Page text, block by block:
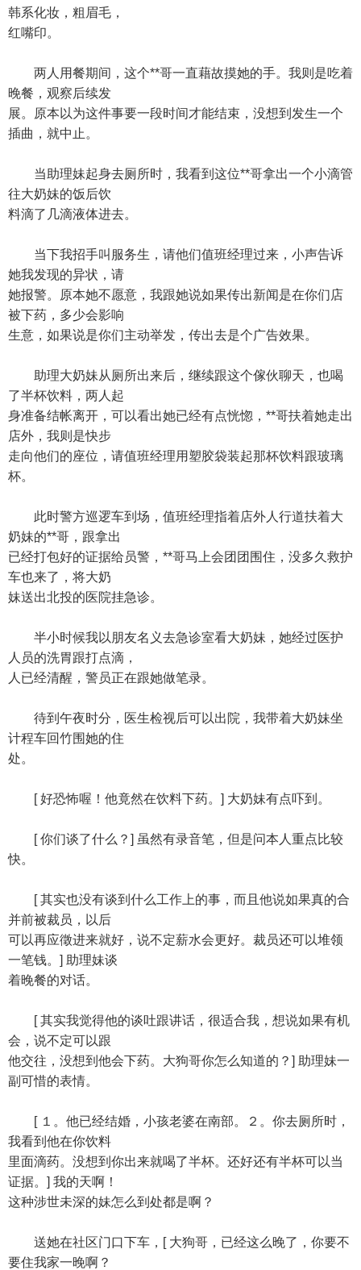
韩系化妆，粗眉毛，
红嘴印。
两人用餐期间，这个**哥一直藉故摸她的手。我则是吃着
晚餐，观察后续发
展。原本以为这件事要一段时间才能结束，没想到发生一个
插曲，就中止。
当助理妹起身去厕所时，我看到这位**哥拿出一个小滴管
往大奶妹的饭后饮
料滴了几滴液体进去。
当下我招手叫服务生，请他们值班经理过来，小声告诉
她我发现的异状，请
她报警。原本她不愿意，我跟她说如果传出新闻是在你们店
被下药，多少会影响
生意，如果说是你们主动举发，传出去是个广告效果。
助理大奶妹从厕所出来后，继续跟这个傢伙聊天，也喝
了半杯饮料，两人起
身准备结帐离开，可以看出她已经有点恍惚，**哥扶着她走出
店外，我则是快步
走向他们的座位，请值班经理用塑胶袋装起那杯饮料跟玻璃
杯。
此时警方巡逻车到场，值班经理指着店外人行道扶着大
奶妹的**哥，跟拿出
已经打包好的证据给员警，**哥马上会团团围住，没多久救护
车也来了，将大奶
妹送出北投的医院挂急诊。
半小时候我以朋友名义去急诊室看大奶妹，她经过医护
人员的洗胃跟打点滴，
人已经清醒，警员正在跟她做笔录。
待到午夜时分，医生检视后可以出院，我带着大奶妹坐
计程车回竹围她的住
处。
[ 好恐怖喔！他竟然在饮料下药。] 大奶妹有点吓到。
[ 你们谈了什么？] 虽然有录音笔，但是问本人重点比较
快。
[ 其实也没有谈到什么工作上的事，而且他说如果真的合
并前被裁员，以后
可以再应徵进来就好，说不定薪水会更好。裁员还可以堆领
一笔钱。] 助理妹谈
着晚餐的对话。
[ 其实我觉得他的谈吐跟讲话，很适合我，想说如果有机
会，说不定可以跟
他交往，没想到他会下药。大狗哥你怎么知道的？] 助理妹一
副可惜的表情。
[ １。他已经结婚，小孩老婆在南部。２。你去厕所时，
我看到他在你饮料
里面滴药。没想到你出来就喝了半杯。还好还有半杯可以当
证据。] 我的天啊！
这种涉世未深的妹怎么到处都是啊？
送她在社区门口下车，[ 大狗哥，已经这么晚了，你要不
要住我家一晚啊？